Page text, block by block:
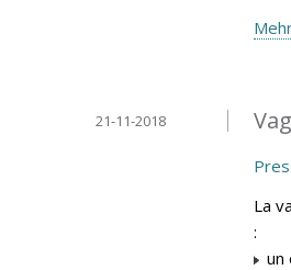
21-11-2018
La
:
un